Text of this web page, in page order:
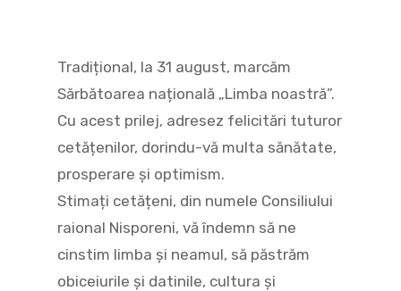
Tradițional, la 31 august, marcăm
Sărbătoarea națională „Limba noastră”.
Cu acest prilej, adresez felicitări tuturor
cetățenilor, dorindu-vă multa sănătate,
prosperare și optimism.
Stimați cetățeni, din numele Consiliului
raional Nisporeni, vă îndemn să ne
cinstim limba și neamul, să păstrăm
obiceiurile și datinile, cultura și